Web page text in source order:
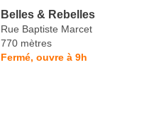
Belles & Rebelles
Rue Baptiste Marcet
770 mètres
Fermé, ouvre à 9h